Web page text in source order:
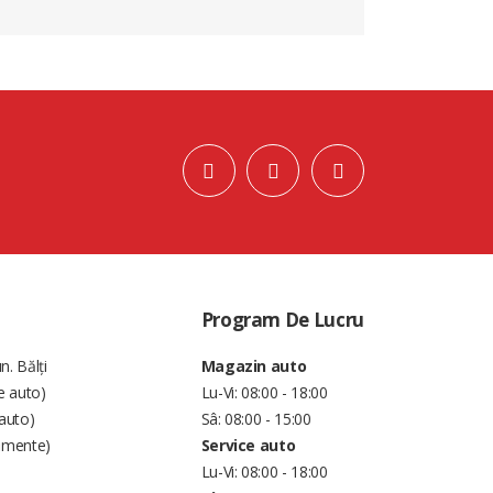
Bălți
auto)
Program De Lucru
Magazin auto
Lu-Vi: 08:00 - 18:00
Sâ: 08:00 - 15:00
Service auto
Lu-Vi: 08:00 - 18:00